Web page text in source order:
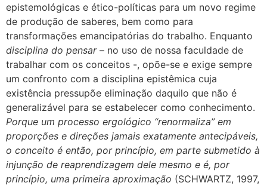
epistemológicas e ético-políticas para um novo regime
de produção de saberes, bem como para
transformações emancipatórias do trabalho. Enquanto
disciplina do pensar– no uso de nossa faculdade de
trabalhar com os conceitos -, opõe-se e exige sempre
um confronto com a disciplina epistêmica cuja
existência pressupõe eliminação daquilo que não é
generalizável para se estabelecer como conhecimento.
Porque um processo ergológico “renormaliza” em
proporções e direções jamais exatamente antecipáveis,
o conceito é então, por princípio, em parte submetido à
injunção de reaprendizagem dele mesmo e é, por
princípio, uma primeira aproximação (SCHWARTZ, 1997,